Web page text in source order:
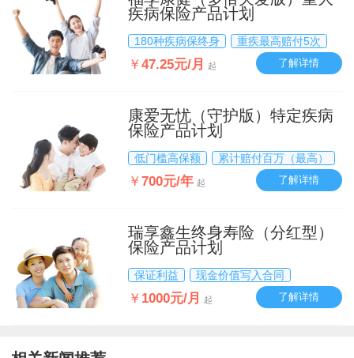
疾病保险产品计划
180种疾病保终身 重疾最高赔付5次
￥47.25元/月 起 了解详情
康爱无忧（守护版）特定疾病
保险产品计划
低门槛高保额 累计赔付百万（最高）
￥700元/年 起 了解详情
瑞享鑫生终身寿险（分红型）
保险产品计划
保证利益 现金价值写入合同
￥ 1000元/月 起 了解详情